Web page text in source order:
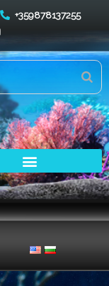
+359878137255